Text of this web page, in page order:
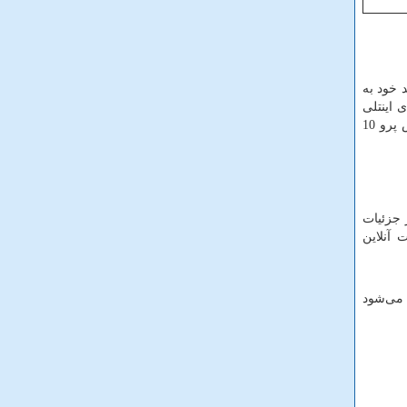
جدید خود به
اینتلی
اجرا می‌شوند. با این حال، اگر از نرم‌افزارهای بسیار خاص مهندسی یا درایورهای قدیمی استفاده می‌کنید، سرفیس پرو 10
در جزئیات
آنلاین
می‌شود